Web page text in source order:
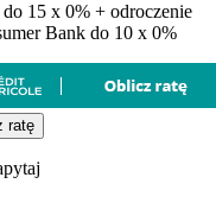
15 x 0% + odroczenie
Bank do 10 x 0%